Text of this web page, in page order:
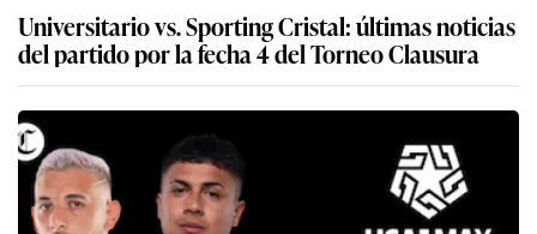
Universitario vs. Sporting Cristal: últimas noticias
del partido por la fecha 4 del Torneo Clausura